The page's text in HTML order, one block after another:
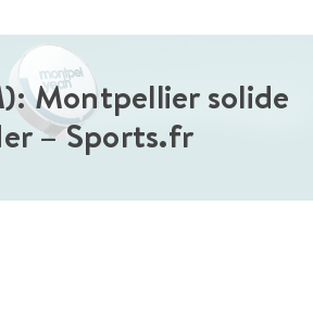
Montpellier solide
– Sports.fr